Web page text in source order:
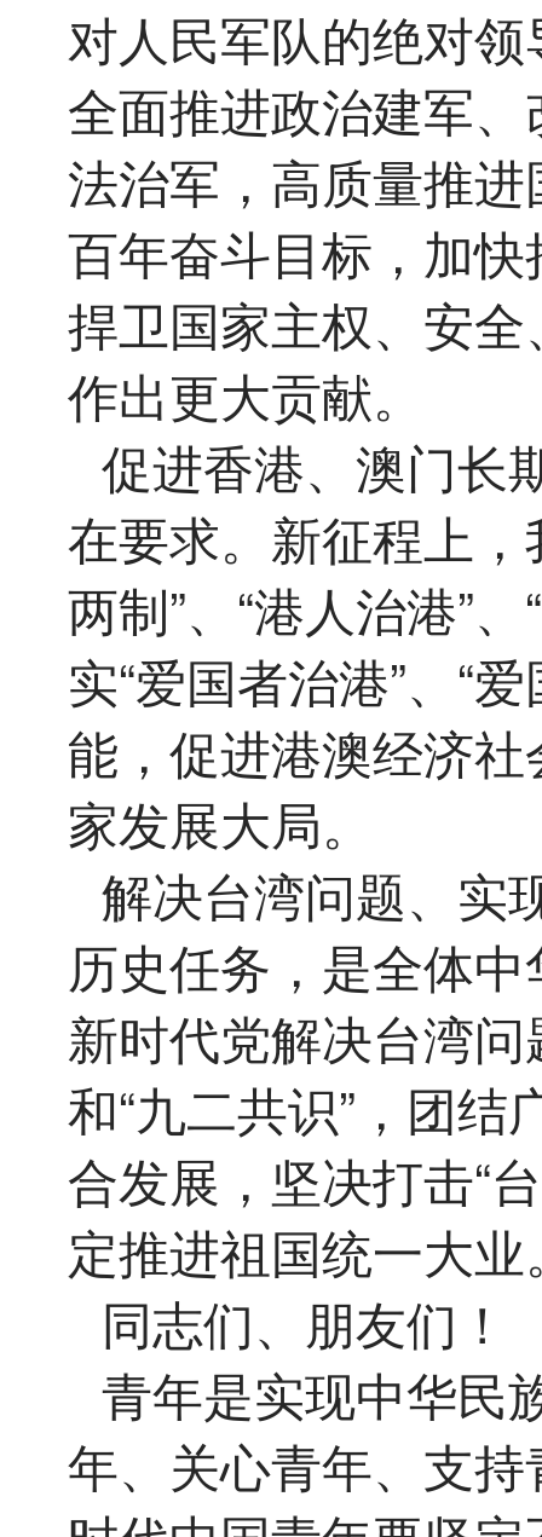
对人民军队的绝对
全面推进政治建军
法治军，高质量推
百年奋斗目标，加
捍卫国家主权、安
作出更大贡献。
促进香港、澳门长
在要求。新征程上
两制”、“港人治港”
实“爱国者治港”、“
能，促进港澳经济
家发展大局。
解决台湾问题、实
历史任务，是全体
新时代党解决台湾
和“九二共识”，团
合发展，坚决打击“
定推进祖国统一大业
同志们、朋友们！
青年是实现中华民
年、关心青年、支